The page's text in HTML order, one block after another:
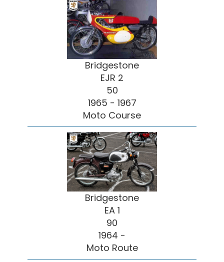
Bridgestone
EJR 2
50
1965 - 1967
Moto Course
Bridgestone
EA 1
90
1964 -
Moto Route